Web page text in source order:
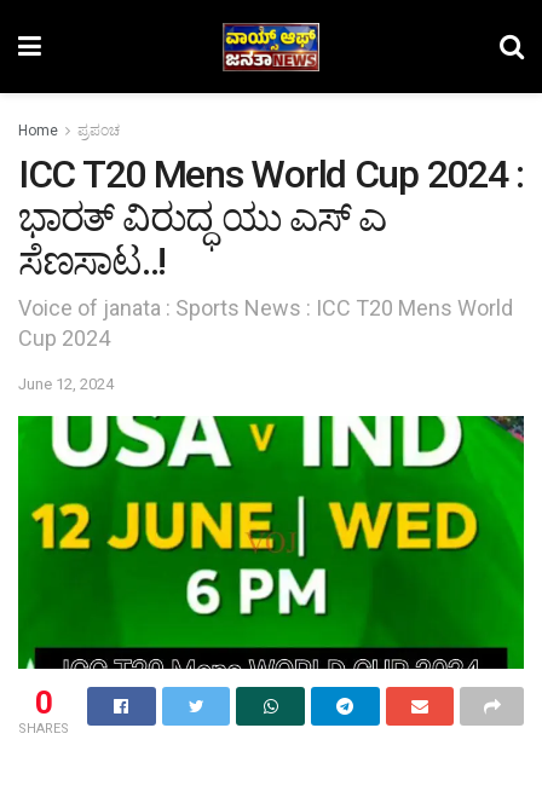
Home ಪ್ರಪಂಚ
ICC T20 Mens World Cup 2024 :
ಭಾರತ್ ವಿರುದ್ಧ ಯು‌ ಎಸ್ ಎ
ಸೆಣಸಾಟ..!
Voice of janata : Sports News : ICC T20 Mens World
Cup 2024
June 12, 2024
0
SHARES